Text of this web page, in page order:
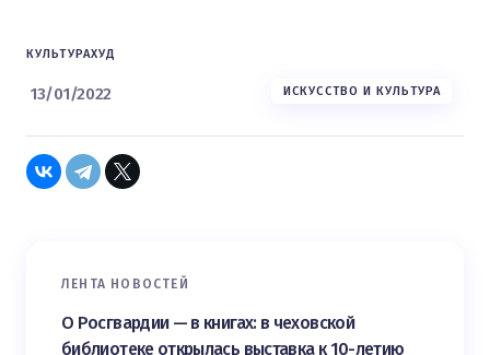
КУЛЬТУРАХУД
13/01/2022 ИСКУССТВО И КУЛЬТУРА
ЛЕНТА НОВОСТЕЙ
О Росгвардии — в книгах: в чеховской
библиотеке открылась выставка к 10-летию